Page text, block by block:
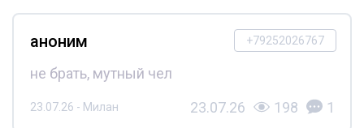
+79252026767
аноним
не брать, мутный чел
23.07.26 - Милан 23.07.26 198 1